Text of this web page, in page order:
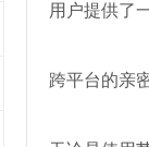
用户提供了
跨平台的亲